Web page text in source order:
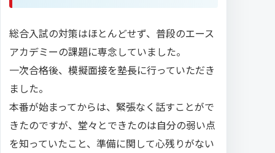
総合入試の対策はほとんどせず、普段のエース
アカデミーの課題に専念していました。
一次合格後、模擬面接を塾長に行っていただき
ました。
本番が始まってからは、緊張なく話すことがで
きたのですが、堂々とできたのは自分の弱い点
を知っていたこと、準備に関して心残りがない